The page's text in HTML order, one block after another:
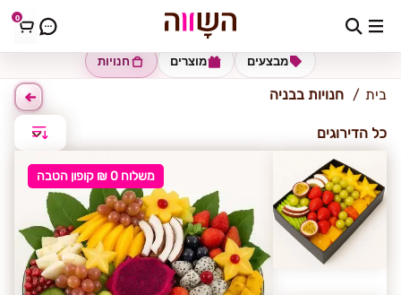
0 בניה
חנויות מוצרים מבצעים
בית חנויות בבניה
כל הדירוגים
משלוח 0 ₪ קופון הטבה